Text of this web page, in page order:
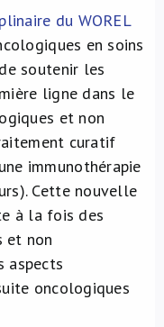
du WOREL
en soins
soutenir les
ligne dans le
et non
curatif
immunothérapie
Cette nouvelle
à la fois des
et non
aspects
oncologiques